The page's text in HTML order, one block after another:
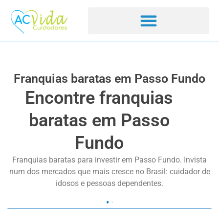
Franquias baratas em Passo Fundo
Encontre franquias
baratas em Passo
Fundo
Franquias baratas para investir em Passo Fundo. Invista
num dos mercados que mais cresce no Brasil: cuidador de
idosos e pessoas dependentes.